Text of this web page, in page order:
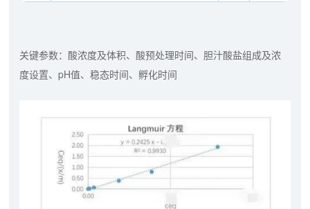
关键参数：酸浓度及体积、酸预处理时间、胆汁酸盐组成及浓
度设置、pH值、稳态时间、孵化时间